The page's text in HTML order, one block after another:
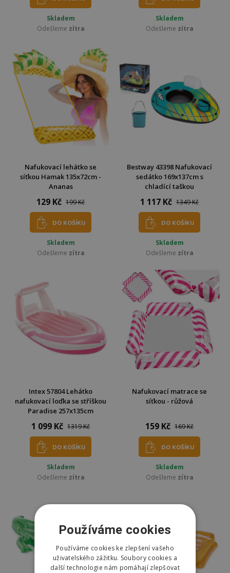
Skladem
Odešleme zítra
Skladem
Odešleme zítra
Nafukovací lehátko se
síťkou Hamak 135x72cm -
Ananas
129 Kč 199 Kč
DO KOŠÍKU
Skladem
Odešleme zítra
Bestway 43398 Nafukovací
sedátko 169x137cm s
chladící taškou
1 117 Kč 1349 Kč
DO KOŠÍKU
Skladem
Odešleme zítra
Intex 57804 Lehátko
nafukovací loďka se stříškou
Paradise 257x135cm
1 099 Kč 1319 Kč
DO KOŠÍKU
Skladem
Odešleme zítra
Nafukovací matrace se
síťkou - růžová
159 Kč 169 Kč
DO KOŠÍKU
Skladem
Odešleme zítra
Používáme cookies
Používáme cookies ke zlepšení vašeho
uživatelského zážitku. Soubory cookies a
další technologie nám pomáhají zlepšovat